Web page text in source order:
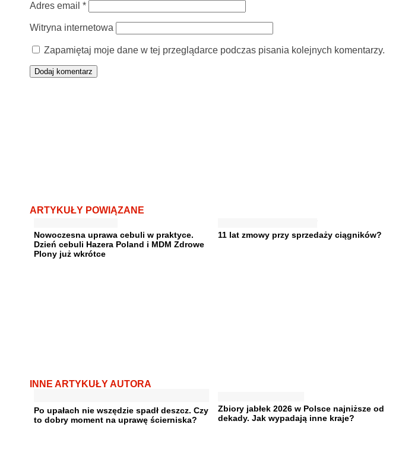
Adres email *
Witryna internetowa
Zapamiętaj moje dane w tej przeglądarce podczas pisania kolejnych komentarzy.
ARTYKUŁY POWIĄZANE
Nowoczesna uprawa cebuli w praktyce.
Dzień cebuli Hazera Poland i MDM Zdrowe
Plony już wkrótce
11 lat zmowy przy sprzedaży ciągników?
INNE ARTYKUŁY AUTORA
Po upałach nie wszędzie spadł deszcz. Czy
to dobry moment na uprawę ścierniska?
Zbiory jabłek 2026 w Polsce najniższe od
dekady. Jak wypadają inne kraje?